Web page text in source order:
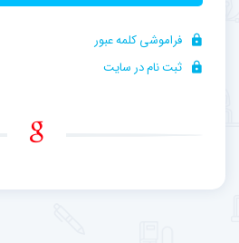
فراموشی کلمه عبور
ثبت نام در سایت